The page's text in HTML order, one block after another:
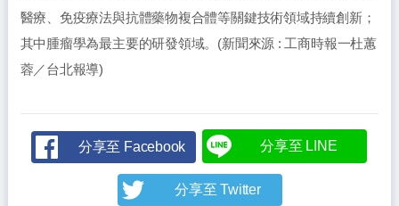
醫療、免疫療法與抗體藥物複合體等關鍵技術領域持續創新；
其中腫瘤學為最主要的研發領域。(新聞來源 : 工商時報一杜蕙
蓉／台北報導)
分享至 Facebook 分享至 LINE
分享至 Twitter